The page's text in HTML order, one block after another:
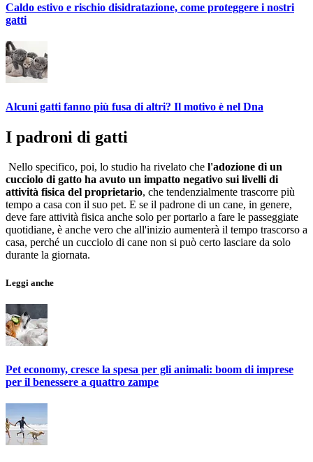
Caldo estivo e rischio disidratazione, come proteggere i nostri
gatti
Alcuni gatti fanno più fusa di altri? Il motivo è nel Dna
I padroni di gatti
Nello specifico, poi, lo studio ha rivelato che l'adozione di un
cucciolo di gatto ha avuto un impatto negativo sui livelli di
attività fisica del proprietario, che tendenzialmente trascorre più
tempo a casa con il suo pet. E se il padrone di un cane, in genere,
deve fare attività fisica anche solo per portarlo a fare le passeggiate
quotidiane, è anche vero che all'inizio aumenterà il tempo trascorso a
casa, perché un cucciolo di cane non si può certo lasciare da solo
durante la giornata.
Leggi anche
Pet economy, cresce la spesa per gli animali: boom di imprese
per il benessere a quattro zampe